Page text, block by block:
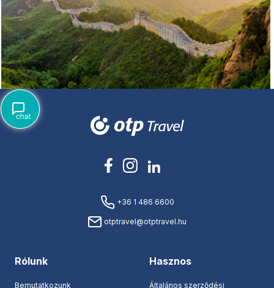
+36 1 486 6600
otptravel@otptravel.hu
Rólunk
Bemutatkozunk
Hasznos
Általános szerződési